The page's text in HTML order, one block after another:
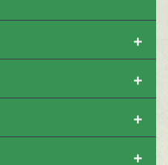
+
+
+
+